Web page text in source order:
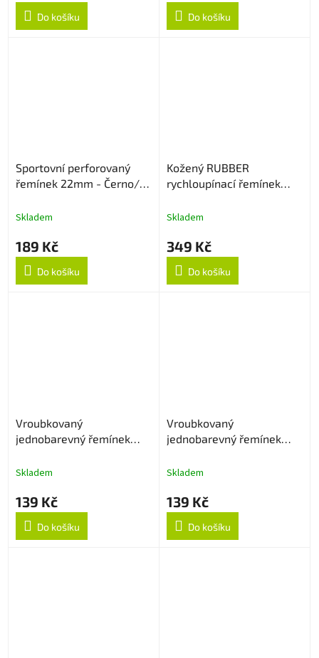
Do košíku Do košíku
Sportovní perforovaný
řemínek 22mm - Černo/
Skladem
189 Kč
Do košíku
Kožený RUBBER
rychloupínací řemínek
Skladem
349 Kč
Do košíku
Vroubkovaný
jednobarevný řemínek
Skladem
139 Kč
Do košíku
Vroubkovaný
jednobarevný řemínek
Skladem
139 Kč
Do košíku